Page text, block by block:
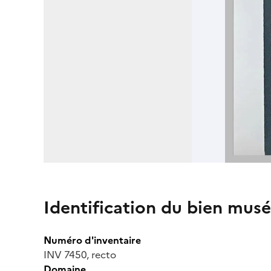
Identification du bien
Numéro d'inventaire
INV 7450, recto